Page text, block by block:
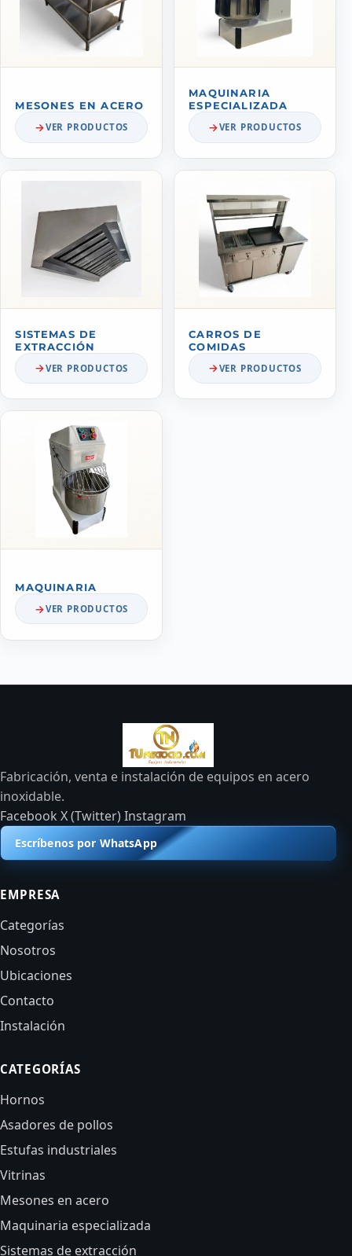
MESONES EN ACERO
VER PRODUCTOS
MAQUINARIA
ESPECIALIZADA
VER PRODUCTOS
SISTEMAS DE
EXTRACCIÓN
VER PRODUCTOS
CARROS DE
COMIDAS
VER PRODUCTOS
MAQUINARIA
VER PRODUCTOS
Fabricación, venta e instalación de equipos en acero
inoxidable.
FacebookX (Twitter)Instagram
Escríbenos por WhatsApp
EMPRESA
Categorías
Nosotros
Ubicaciones
Contacto
Instalación
CATEGORÍAS
Hornos
Asadores de pollos
Estufas industriales
Vitrinas
Mesones en acero
Maquinaria especializada
Sistemas de extracción